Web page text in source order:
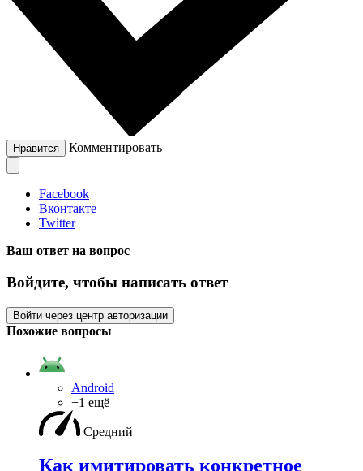
Нравится Комментировать
Facebook
Вконтакте
Twitter
Ваш ответ на вопрос
Войдите, чтобы написать ответ
Войти через центр авторизации
Похожие вопросы
Android
+1 ещё
Средний
Как имитировать конкретное